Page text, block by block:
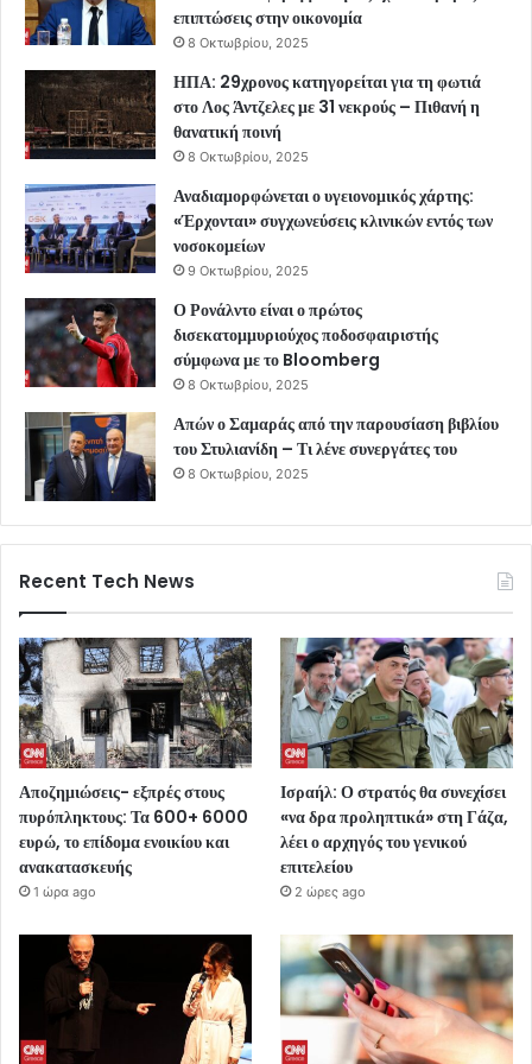
επιπτώσεις στην οικονομία
8 Οκτωβρίου, 2025
ΗΠΑ: 29χρονος κατηγορείται για τη φωτιά
στο Λος Άντζελες με 31 νεκρούς – Πιθανή η
θανατική ποινή
8 Οκτωβρίου, 2025
Αναδιαμορφώνεται ο υγειονομικός χάρτης:
«Έρχονται» συγχωνεύσεις κλινικών εντός των
νοσοκομείων
9 Οκτωβρίου, 2025
Ο Ρονάλντο είναι ο πρώτος
δισεκατομμυριούχος ποδοσφαιριστής
σύμφωνα με το Bloomberg
8 Οκτωβρίου, 2025
Απών ο Σαμαράς από την παρουσίαση βιβλίου
του Στυλιανίδη – Τι λένε συνεργάτες του
8 Οκτωβρίου, 2025
Recent Tech News
Αποζημιώσεις- εξπρές στους
πυρόπληκτους: Τα 600+ 6000
ευρώ, το επίδομα ενοικίου και
ανακατασκευής
1 ώρα ago
Ισραήλ: Ο στρατός θα συνεχίσει
«να δρα προληπτικά» στη Γάζα,
λέει ο αρχηγός του γενικού
επιτελείου
2 ώρες ago